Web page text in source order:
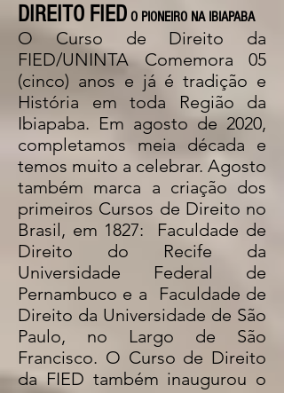
DIREITO FIED O PIONEIRO NA IBIAPABA
O Curso de Direito da
FIED/UNINTA Comemora 05
(cinco) anos e já é tradição e
História em toda Região da
Ibiapaba. Em agosto de 2020,
completamos meia década e
temos muito a celebrar. Agosto
também marca a criação dos
primeiros Cursos de Direito no
Brasil, em 1827: Faculdade de
Direito do Recife da
Universidade Federal de
Pernambuco e a Faculdade de
Direito da Universidade de São
Paulo, no Largo de São
Francisco. O Curso de Direito
da FIED também inaugurou o